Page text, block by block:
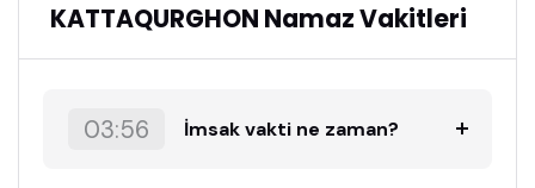
KATTAQURGHON Namaz Vakitleri
03:56 İmsak vakti ne zaman?